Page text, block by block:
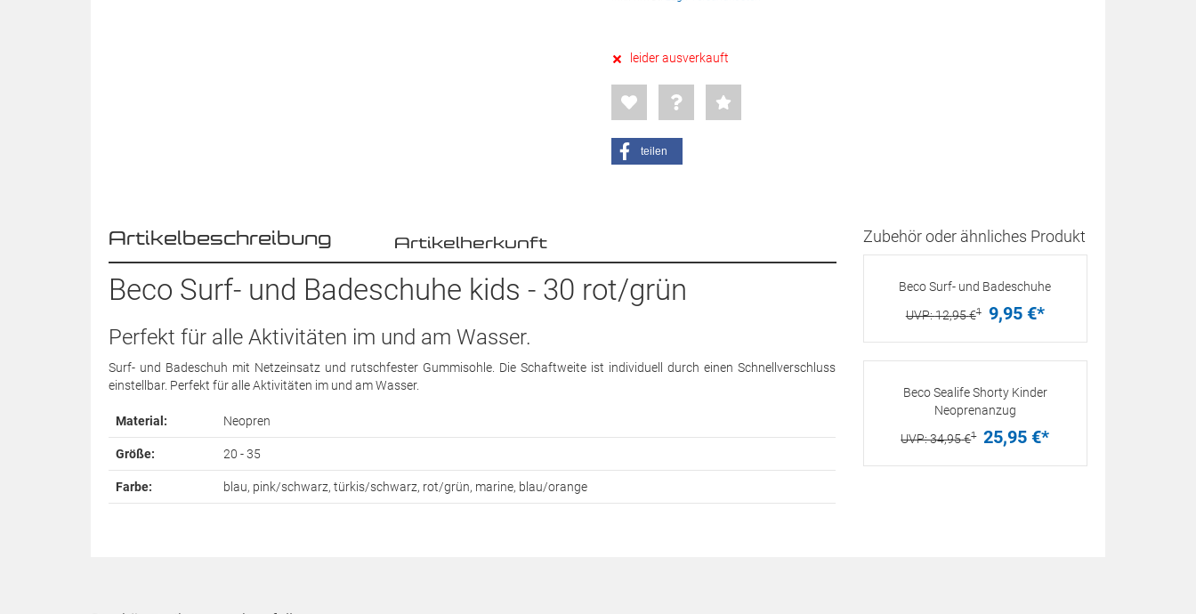
leider ausverkauft
teilen
Artikelbeschreibung Artikelherkunft
Beco Surf- und Badeschuhe kids - 30 rot/grün
Perfekt für alle Aktivitäten im und am Wasser.
Surf- und Badeschuh mit Netzeinsatz und rutschfester Gummisohle. Die Schaftweite ist individuell durch einen Schnellverschluss
einstellbar. Perfekt für alle Aktivitäten im und am Wasser.
Material: Neopren
Größe: 20 - 35
Farbe: blau, pink/schwarz, türkis/schwarz, rot/grün, marine, blau/orange
Zubehör oder ähnliches Produkt
Beco Surf- und Badeschuhe
UVP:12,95€1 9,95 €*
Beco Sealife Shorty Kinder
Neoprenanzug
UVP:34,95€1 25,95 €*